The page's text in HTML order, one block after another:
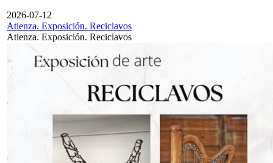
2026-07-12
Atienza. Exposición. Reciclavos
Atienza. Exposición. Reciclavos